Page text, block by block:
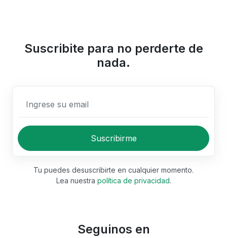
Suscribite para no perderte de
nada.
Suscribirme
Tu puedes desuscribirte en cualquier momento.
Lea nuestra política de privacidad.
Seguinos en